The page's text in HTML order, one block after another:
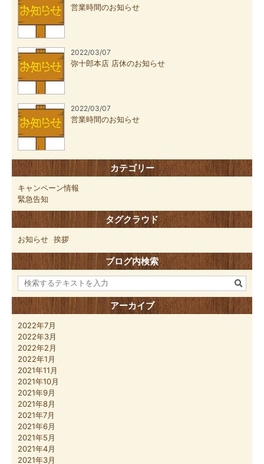
営業時間のお知らせ
2022/03/07
弥十郎本店 店休のお知らせ
2022/03/07
営業時間のお知らせ
カテゴリー
キャンペーン情報
緊急告知
タグクラウド
お知らせ 挨拶
ブログ内検索
アーカイブ
2022年7月
2022年3月
2022年2月
2022年1月
2021年11月
2021年10月
2021年9月
2021年8月
2021年7月
2021年6月
2021年5月
2021年4月
2021年3月